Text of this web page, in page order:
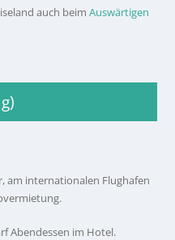
auch beim Auswärtigen
am internationalen Flughafen
Abendessen im Hotel.